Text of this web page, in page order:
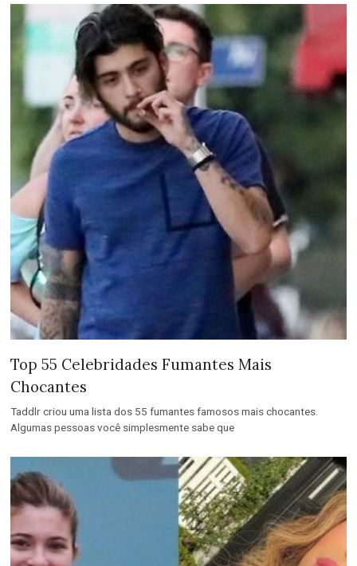
Top 55 Celebridades Fumantes Mais
Chocantes
Taddlr criou uma lista dos 55 fumantes famosos mais chocantes.
Algumas pessoas você simplesmente sabe que